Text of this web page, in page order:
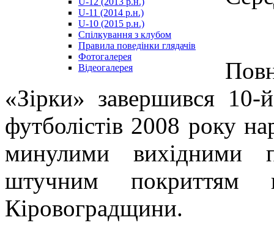
U-11 (2014 р.н.)
U-10 (2015 р.н.)
Спілкування з клубом
Правила поведінки глядачів
Фотогалерея
Відеогалерея
«Зірки» завершився 10-
футболістів 2008 року
минулими вихідними
штучним покриттям
Кіровоградщини.